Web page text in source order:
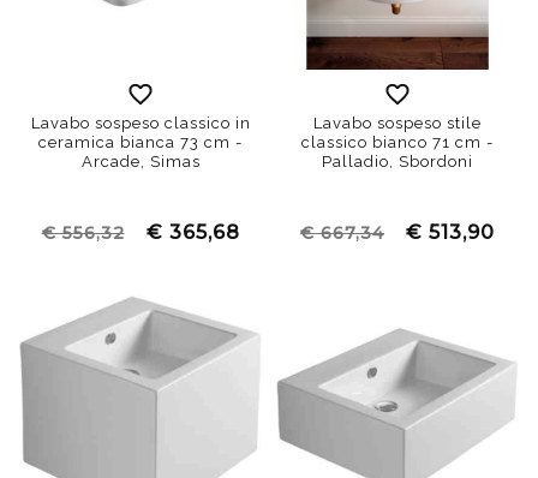
Lavabo sospeso classico in
ceramica bianca 73 cm -
Arcade, Simas
€ 556,32 € 365,68
Lavabo sospeso stile
classico bianco 71 cm -
Palladio, Sbordoni
€ 667,34 € 513,90